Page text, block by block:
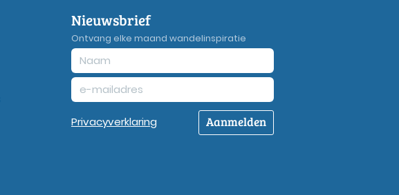
Nieuwsbrief
Ontvang elke maand wandelinspiratie
Privacyverklaring Aanmelden